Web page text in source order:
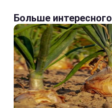
Больше интересного